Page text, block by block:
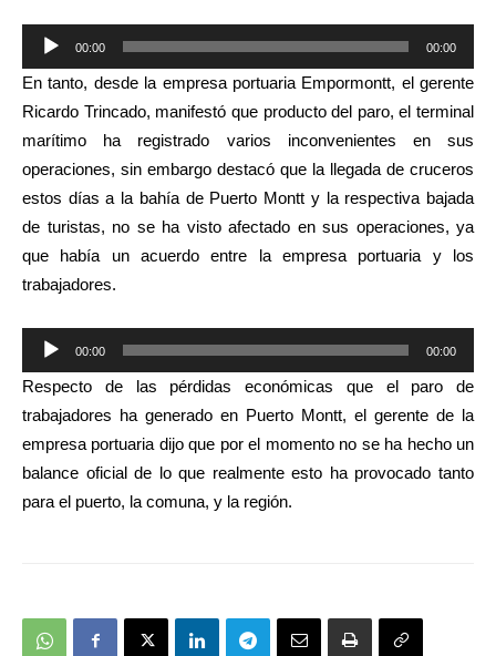
Reproductor
de
audio
00:00 00:00
En tanto, desde la empresa portuaria Empormontt, el gerente
Ricardo Trincado, manifestó que producto del paro, el terminal
marítimo ha registrado varios inconvenientes en sus
operaciones, sin embargo destacó que la llegada de cruceros
estos días a la bahía de Puerto Montt y la respectiva bajada
de turistas, no se ha visto afectado en sus operaciones, ya
que había un acuerdo entre la empresa portuaria y los
trabajadores.
Reproductor
de
audio
00:00 00:00
Respecto de las pérdidas económicas que el paro de
trabajadores ha generado en Puerto Montt, el gerente de la
empresa portuaria dijo que por el momento no se ha hecho un
balance oficial de lo que realmente esto ha provocado tanto
para el puerto, la comuna, y la región.